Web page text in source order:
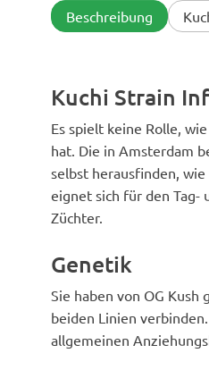
gemacht.
nach Zitronengras, auch
Geschmack. Der Geruch
Zitronengras, jetzt nach
Aushärten habe ich diese
verloren, aber immer
nachweisbar und schön.
Effekt.
Beschreibung
Kuchi Strain
Es spielt keine Rolle,
hat. Die in Amsterdam
selbst herausfinden,
eignet sich für den Tag-
Züchter.
Genetik
Sie haben von OG Kush
beiden Linien
allgemeinen